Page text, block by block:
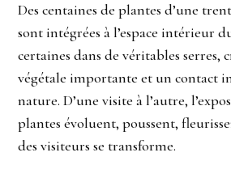
Des centaines de plantes d’une
sont intégrées à l’espace intérieur
certaines dans de véritables serres,
végétale importante et un contact
nature. D’une visite à l’autre,
plantes évoluent, poussent,
des visiteurs se transforme.